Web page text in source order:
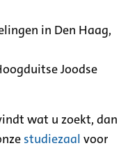
in Den Haag,
Joodse
wat u zoekt, dan
studiezaal voor